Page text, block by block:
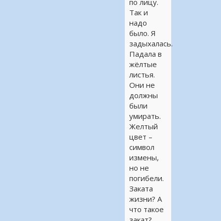
по лицу.
Так и
надо
было. Я
задыхалась.
Падала в
жёлтые
листья.
Они не
должны
были
умирать.
Желтый
цвет –
символ
измены,
но не
погибели.
Заката
жизни? А
что такое